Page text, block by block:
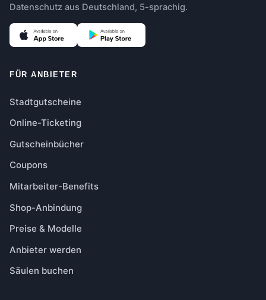
Datenschutz aus Deutschland, 5-sprachig.
FÜR ANBIETER
Stadtgutscheine
Online-Ticketing
Gutscheinbücher
Coupons
Mitarbeiter-Benefits
Shop-Anbindung
Preise & Modelle
Anbieter werden
Säulen buchen